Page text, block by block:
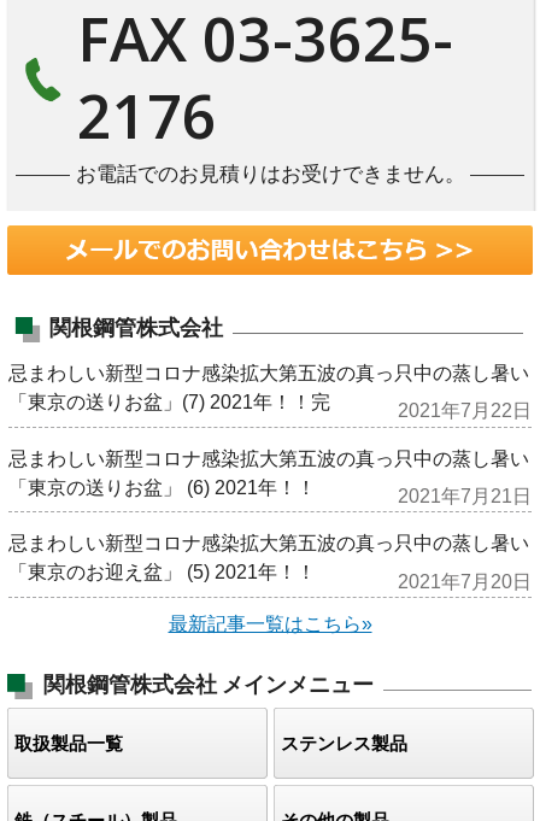
FAX 03-3625-
2176
お電話でのお見積りはお受けできません。
関根鋼管株式会社
忌まわしい新型コロナ感染拡大第五波の真っ只中の蒸し暑い
「東京の送りお盆」(7) 2021年！！完
2021年7月22日
忌まわしい新型コロナ感染拡大第五波の真っ只中の蒸し暑い
「東京の送りお盆」 (6) 2021年！！
2021年7月21日
忌まわしい新型コロナ感染拡大第五波の真っ只中の蒸し暑い
「東京のお迎え盆」 (5) 2021年！！
2021年7月20日
最新記事一覧はこちら»
関根鋼管株式会社 メインメニュー
取扱製品一覧 ステンレス製品